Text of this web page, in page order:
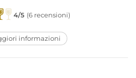
4/5 (6 recensioni)
informazioni